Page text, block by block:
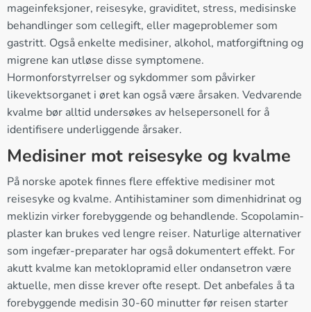
mageinfeksjoner, reisesyke, graviditet, stress, medisinske
behandlinger som cellegift, eller mageproblemer som
gastritt. Også enkelte medisiner, alkohol, matforgiftning og
migrene kan utløse disse symptomene.
Hormonforstyrrelser og sykdommer som påvirker
likevektsorganet i øret kan også være årsaken. Vedvarende
kvalme bør alltid undersøkes av helsepersonell for å
identifisere underliggende årsaker.
Medisiner mot reisesyke og kvalme
På norske apotek finnes flere effektive medisiner mot
reisesyke og kvalme. Antihistaminer som dimenhidrinat og
meklizin virker forebyggende og behandlende. Scopolamin-
plaster kan brukes ved lengre reiser. Naturlige alternativer
som ingefær-preparater har også dokumentert effekt. For
akutt kvalme kan metoklopramid eller ondansetron være
aktuelle, men disse krever ofte resept. Det anbefales å ta
forebyggende medisin 30-60 minutter før reisen starter